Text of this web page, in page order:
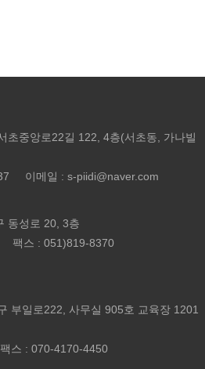
초중앙로22길 122, 4층(서초동, 가나빌
이메일 : s-piidi@naver.com
동성로 20, 3층
팩스 : 051)819-8370
부일로222, 사무실 905호 교육장 1201
팩스 : 070-4170-4450